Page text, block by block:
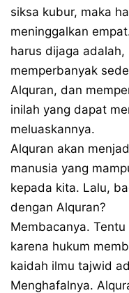
siksa kubur, maka
meninggalkan
harus dijaga
memperbanyak
Alquran, dan
inilah yang dapat
meluaskannya.
Alquran akan
manusia yang
kepada kita. Lalu,
dengan Alquran?
Membacanya.
karena hukum
kaidah ilmu tajwid
Menghafalnya.